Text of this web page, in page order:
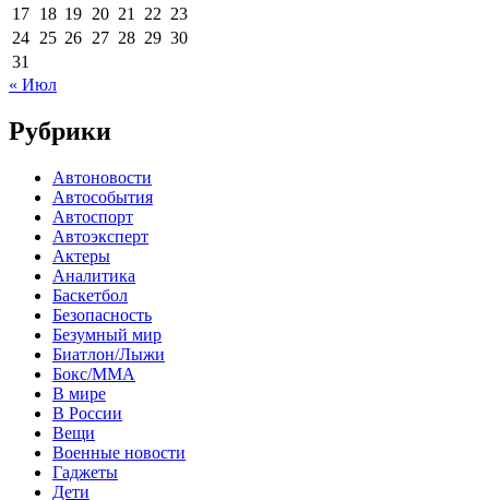
17 18 19 20 21 22 23
24 25 26 27 28 29 30
31
« Июл
Рубрики
Автоновости
Автособытия
Автоспорт
Автоэксперт
Актеры
Аналитика
Баскетбол
Безопасность
Безумный мир
Биатлон/Лыжи
Бокс/MMA
В мире
В России
Вещи
Военные новости
Гаджеты
Дети